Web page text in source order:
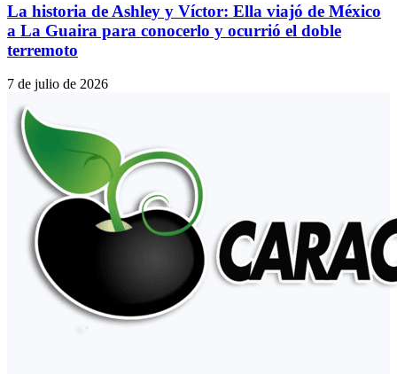
La historia de Ashley y Víctor: Ella viajó de México
a La Guaira para conocerlo y ocurrió el doble
terremoto
7 de julio de 2026